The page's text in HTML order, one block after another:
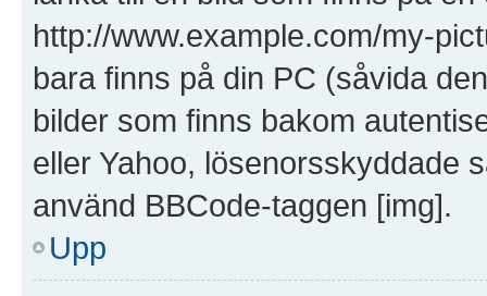
http://www.example.com/my-
bara finns på din PC (såvida
bilder som finns bakom
eller Yahoo, lösenorsskyddade
använd BBCode-taggen [img].
Upp